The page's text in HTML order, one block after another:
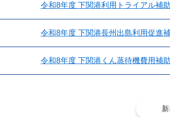
令和8年度 下関港利用トライアル補
令和8年度 下関港長州出島利用促進
令和8年度 下関港くん蒸待機費用補